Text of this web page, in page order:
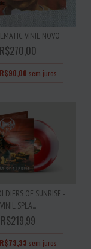
VINIL NOVO
R$270,00
R$90,00 sem juros
OF SUNRISE -
VINIL SPLA...
R$219,99
R$73,33 sem juros